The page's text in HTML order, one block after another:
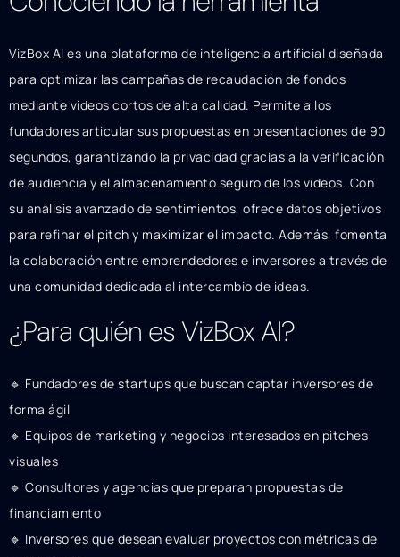
VizBox AI es una plataforma de inteligencia artificial diseñada
para optimizar las campañas de recaudación de fondos
mediante videos cortos de alta calidad. Permite a los
fundadores articular sus propuestas en presentaciones de 90
segundos, garantizando la privacidad gracias a la verificación
de audiencia y el almacenamiento seguro de los videos. Con
su análisis avanzado de sentimientos, ofrece datos objetivos
para refinar el pitch y maximizar el impacto. Además, fomenta
la colaboración entre emprendedores e inversores a través de
una comunidad dedicada al intercambio de ideas.
¿Para quién es VizBox AI?
🔹 Fundadores de startups que buscan captar inversores de
forma ágil
🔹 Equipos de marketing y negocios interesados en pitches
visuales
🔹 Consultores y agencias que preparan propuestas de
financiamiento
🔹 Inversores que desean evaluar proyectos con métricas de